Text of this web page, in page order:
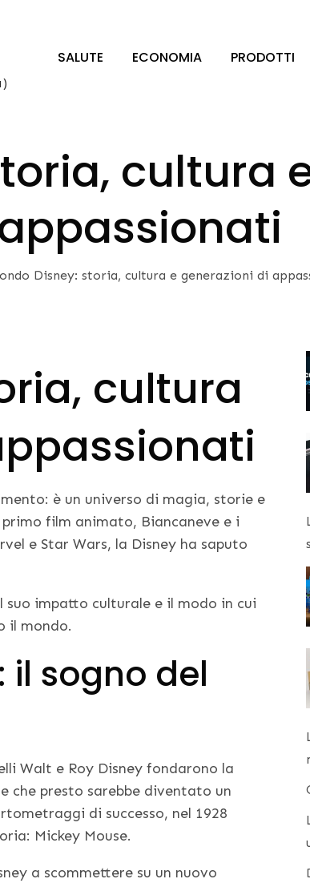
SALUTE ECONOMIA PRODOTTI
cultura
Disney: storia, cultura e generazioni di
cultura
è un universo di magia, storie e
film animato, Biancaneve e i
e Star Wars, la Disney ha saputo
impatto culturale e il modo in cui
il mondo.
il sogno del
Walt e Roy Disney fondarono la
che presto sarebbe diventato un
di successo, nel 1928
Mickey Mouse.
a scommettere su un nuovo